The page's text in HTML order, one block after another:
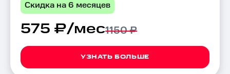
Скидка на 6 месяцев
575 ₽/мес1150 ₽
УЗНАТЬ БОЛЬШЕ